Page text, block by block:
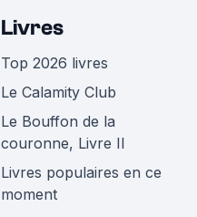
Livres
Top 2026 livres
Le Calamity Club
Le Bouffon de la
couronne, Livre II
Livres populaires en ce
moment